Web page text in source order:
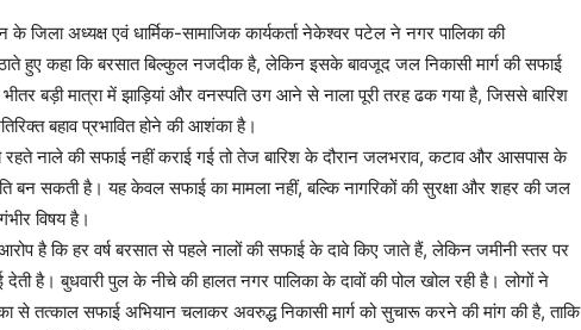
के जिला अध्यक्ष एवं धार्मिक-सामाजिक कार्यकर्ता नेकेश्वर पटेल ने नगर पालिका की
हुए कहा कि बरसात बिल्कुल नजदीक है, लेकिन इसके बावजूद जल निकासी मार्ग की सफाई
बड़ी मात्रा में झाड़ियां और वनस्पति उग आने से नाला पूरी तरह ढक गया है, जिससे बारिश
बहाव प्रभावित होने की आशंका है।
रहते नाले की सफाई नहीं कराई गई तो तेज बारिश के दौरान जलभराव, कटाव और आसपास के
बन सकती है। यह केवल सफाई का मामला नहीं, बल्कि नागरिकों की सुरक्षा और शहर की जल
विषय है।
आरोप है कि हर वर्ष बरसात से पहले नालों की सफाई के दावे किए जाते हैं, लेकिन जमीनी स्तर पर
है। बुधवारी पुल के नीचे की हालत नगर पालिका के दावों की पोल खोल रही है। लोगों ने
से तत्काल सफाई अभियान चलाकर अवरुद्ध निकासी मार्ग को सुचारू करने की मांग की है, ताकि